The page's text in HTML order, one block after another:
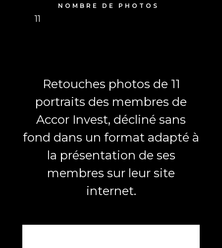
NOMBRE DE PHOTOS
11
Retouches photos de 11
portraits des membres de
Accor Invest, décliné sans
fond dans un format adapté à
la présentation de ses
membres sur leur site
internet.